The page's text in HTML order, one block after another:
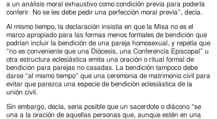
a un análisis moral exhaustivo como condición previa para poderla
conferir. No se les debe pedir una perfección moral previa”, decía.
Al mismo tiempo, la declaración insistía en que la Misa no es el
marco apropiado para las formas menos formales de bendición que
podrían incluir la bendición de una pareja homosexual, y repetía que
“no es conveniente que una Diócesis, una Conferencia Episcopal” u
otra estructura eclesiástica emita una oración o ritual formal de
bendición para parejas no casadas. La bendición tampoco debe
darse “al mismo tiempo” que una ceremonia de matrimonio civil para
evitar que parezca una especie de bendición eclesiástica de la
unión civil.
Sin embargo, decía, sería posible que un sacerdote o diácono “se
una a la oración de aquellas personas que, aunque estén en una